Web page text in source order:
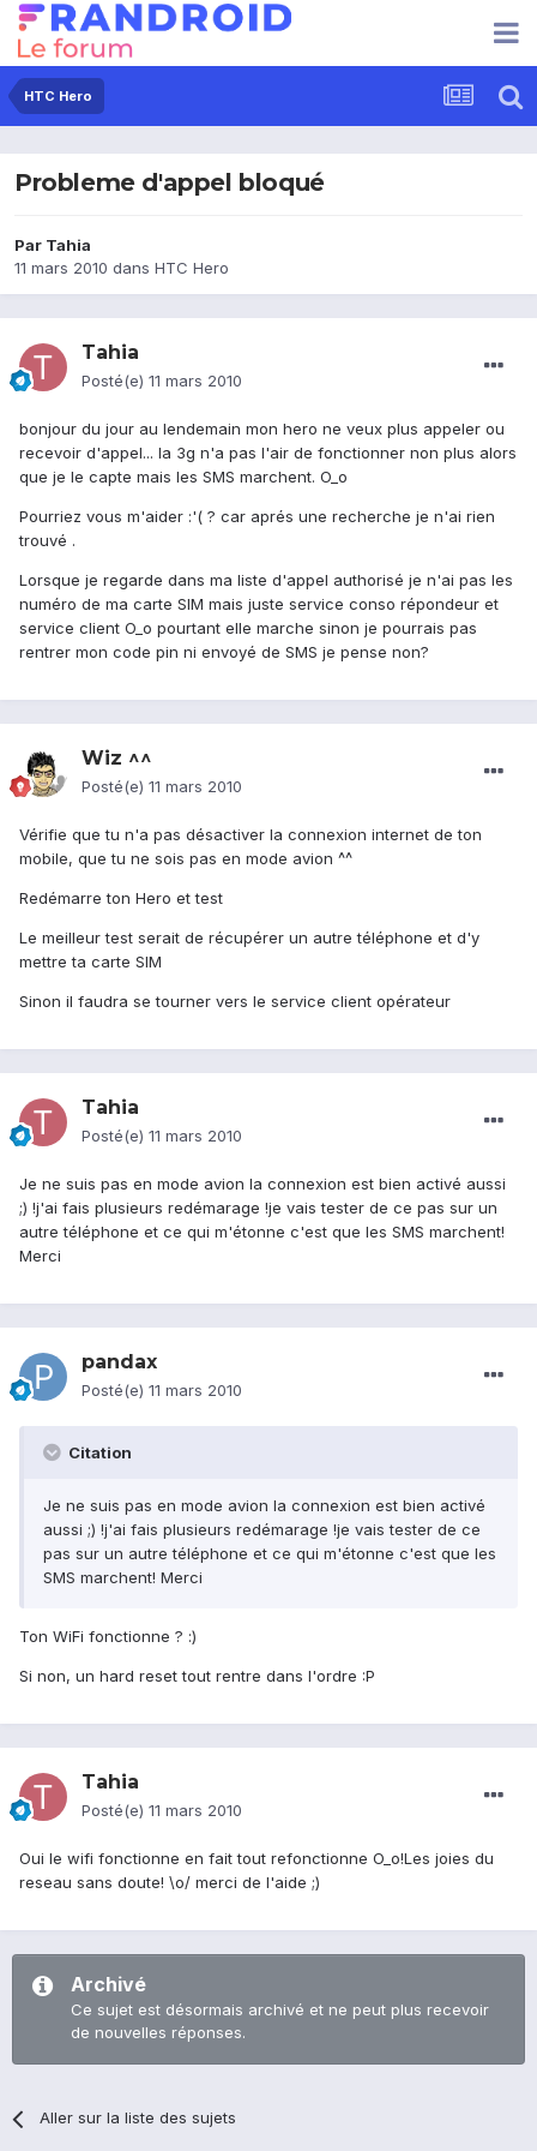
HTC Hero
Probleme d'appel bloqué
Par Tahia
11 mars 2010 dans HTC Hero
Tahia
Posté(e) 11 mars 2010
bonjour du jour au lendemain mon hero ne veux plus appeler ou
recevoir d'appel... la 3g n'a pas l'air de fonctionner non plus alors
que je le capte mais les SMS marchent. O_o
Pourriez vous m'aider :'( ? car aprés une recherche je n'ai rien
trouvé .
Lorsque je regarde dans ma liste d'appel authorisé je n'ai pas les
numéro de ma carte SIM mais juste service conso répondeur et
service client O_o pourtant elle marche sinon je pourrais pas
rentrer mon code pin ni envoyé de SMS je pense non?
Wiz ^^
Posté(e) 11 mars 2010
Vérifie que tu n'a pas désactiver la connexion internet de ton
mobile, que tu ne sois pas en mode avion ^^
Redémarre ton Hero et test
Le meilleur test serait de récupérer un autre téléphone et d'y
mettre ta carte SIM
Sinon il faudra se tourner vers le service client opérateur
Tahia
Posté(e) 11 mars 2010
Je ne suis pas en mode avion la connexion est bien activé aussi
;) !j'ai fais plusieurs redémarage !je vais tester de ce pas sur un
autre téléphone et ce qui m'étonne c'est que les SMS marchent!
Merci
pandax
Posté(e) 11 mars 2010
Citation
Je ne suis pas en mode avion la connexion est bien activé
aussi ;) !j'ai fais plusieurs redémarage !je vais tester de ce
pas sur un autre téléphone et ce qui m'étonne c'est que les
SMS marchent! Merci
Ton WiFi fonctionne ? :)
Si non, un hard reset tout rentre dans l'ordre :P
Tahia
Posté(e) 11 mars 2010
Oui le wifi fonctionne en fait tout refonctionne O_o!Les joies du
reseau sans doute! \o/ merci de l'aide ;)
Archivé
Ce sujet est désormais archivé et ne peut plus recevoir
de nouvelles réponses.
Aller sur la liste des sujets